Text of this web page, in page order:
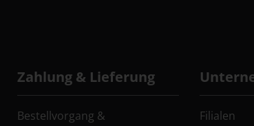
Zahlung & Lieferung
Bestellvorgang &
Filialen